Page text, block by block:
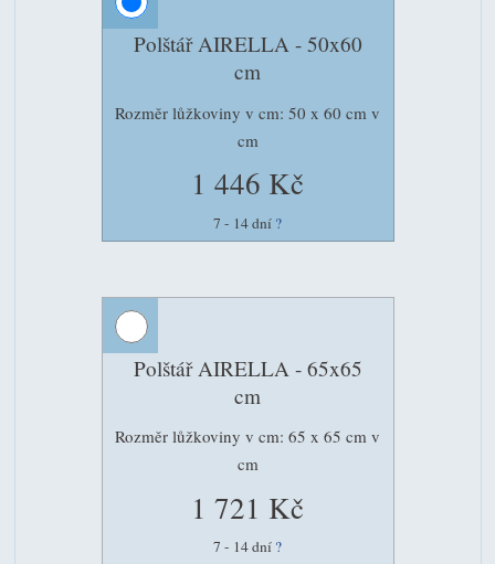
Polštář AIRELLA - 50x60
cm
Rozměr lůžkoviny v cm: 50 x 60 cm v
cm
1 446 Kč
7 - 14 dní ?
Polštář AIRELLA - 65x65
cm
Rozměr lůžkoviny v cm: 65 x 65 cm v
cm
1 721 Kč
7 - 14 dní ?